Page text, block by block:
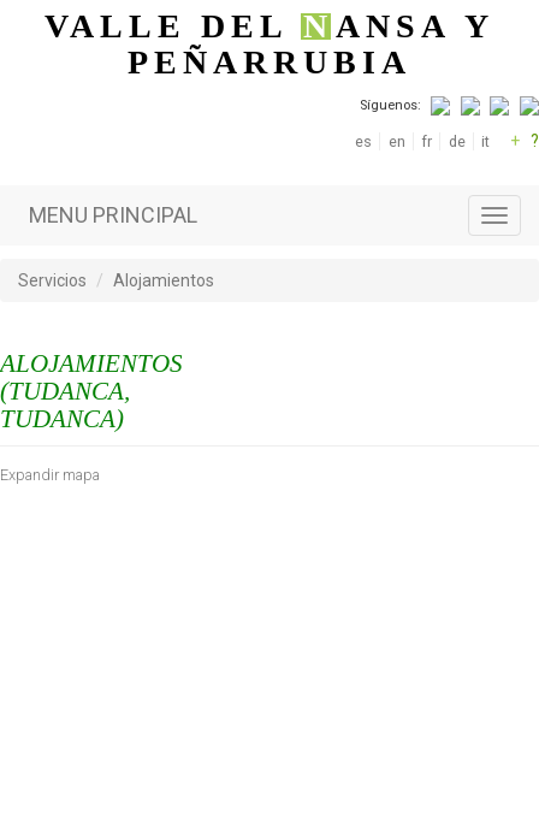
Pasar al contenido principal
VALLE DELNANSA Y
PEÑARRUBIA
Síguenos:
es en fr de it + ?
MENU PRINCIPAL
Servicios Alojamientos
ALOJAMIENTOS
(TUDANCA,
TUDANCA)
Expandir mapa